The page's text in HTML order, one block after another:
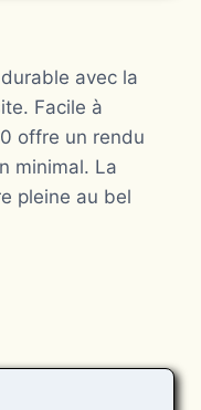
avec la
Facile à
offre un rendu
minimal. La
pleine au bel